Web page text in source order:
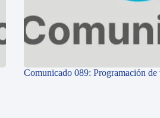
Comunicado 089: Programación de